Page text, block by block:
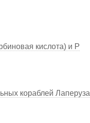
кислота) и Р
кораблей Лаперуза